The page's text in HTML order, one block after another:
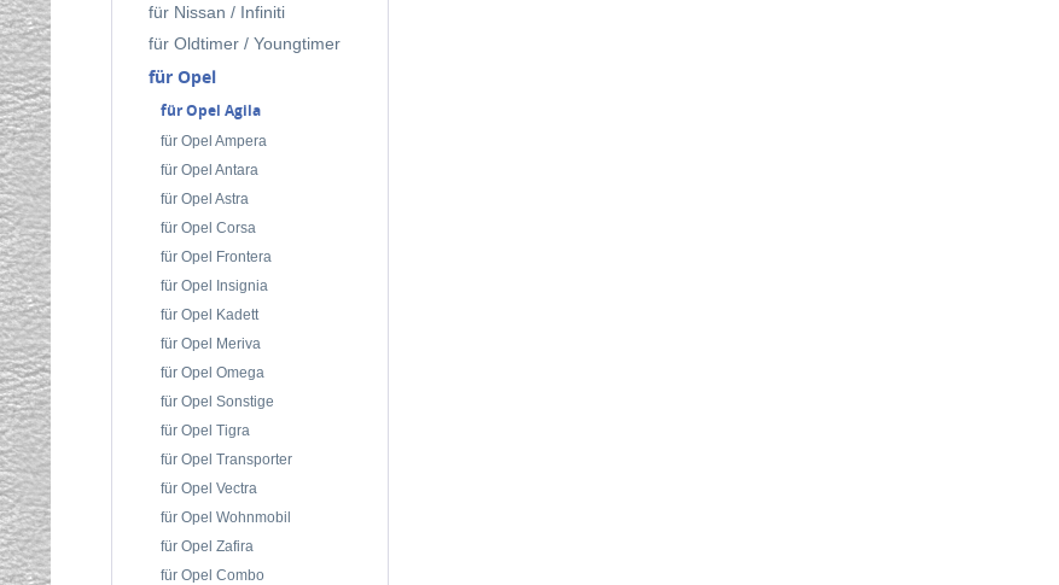
für Nissan / Infiniti
für Oldtimer / Youngtimer
für Opel
für Opel Agila
für Opel Ampera
für Opel Antara
für Opel Astra
für Opel Corsa
für Opel Frontera
für Opel Insignia
für Opel Kadett
für Opel Meriva
für Opel Omega
für Opel Sonstige
für Opel Tigra
für Opel Transporter
für Opel Vectra
für Opel Wohnmobil
für Opel Zafira
für Opel Combo